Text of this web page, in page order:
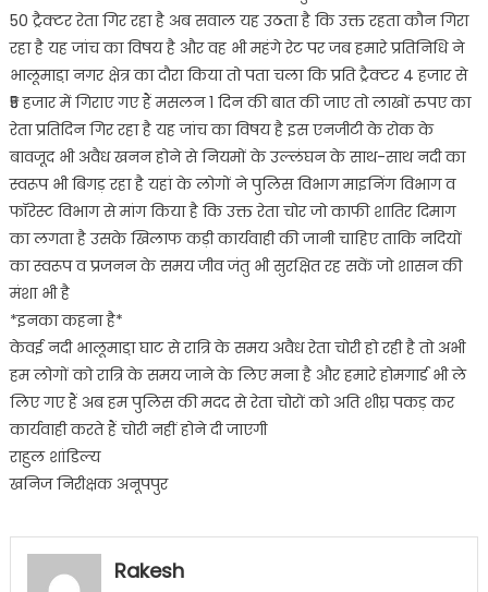
50 ट्रैक्टर रेता गिर रहा है अब सवाल यह उठता है कि उक्त रहता कौन गिरा
रहा है यह जांच का विषय है और वह भी महंगे रेट पर जब हमारे प्रतिनिधि ने
भालूमाडा़ नगर क्षेत्र का दौरा किया तो पता चला कि प्रति ट्रैक्टर 4 हजार से
₹5 हजार में गिराए गए हैं मसलन 1 दिन की बात की जाए तो लाखों रुपए का
रेता प्रतिदिन गिर रहा है यह जांच का विषय है इस एनजीटी के रोक के
बावजूद भी अवैध खनन होने से नियमों के उल्लंघन के साथ-साथ नदी का
स्वरूप भी बिगड़ रहा है यहां के लोगों ने पुलिस विभाग माइनिंग विभाग व
फॉरेस्ट विभाग से मांग किया है कि उक्त रेता चोर जो काफी शातिर दिमाग
का लगता है उसके खिलाफ कड़ी कार्यवाही की जानी चाहिए ताकि नदियों
का स्वरूप व प्रजनन के समय जीव जंतु भी सुरक्षित रह सकें जो शासन की
मंशा भी है
*इनका कहना है*
केवई नदी भालूमाडा़ घाट से रात्रि के समय अवैध रेता चोरी हो रही है तो अभी
हम लोगों को रात्रि के समय जाने के लिए मना है और हमारे होमगार्ड भी ले
लिए गए हैं अब हम पुलिस की मदद से रेता चोरों को अति शीघ्र पकड़ कर
कार्यवाही करते हैं चोरी नहीं होने दी जाएगी
राहुल शांडिल्य
खनिज निरीक्षक अनूपपुर
Rakesh